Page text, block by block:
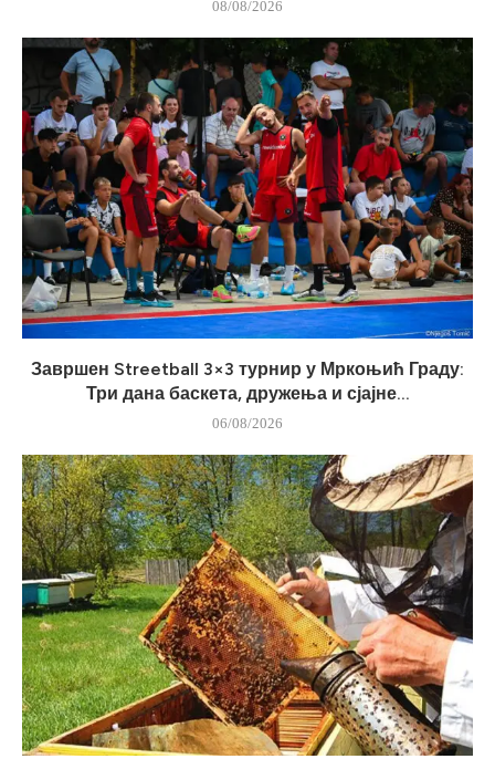
08/08/2026
Завршен Streetball 3×3 турнир у Мркоњић Граду:
Три дана баскета, дружења и сјајне...
06/08/2026